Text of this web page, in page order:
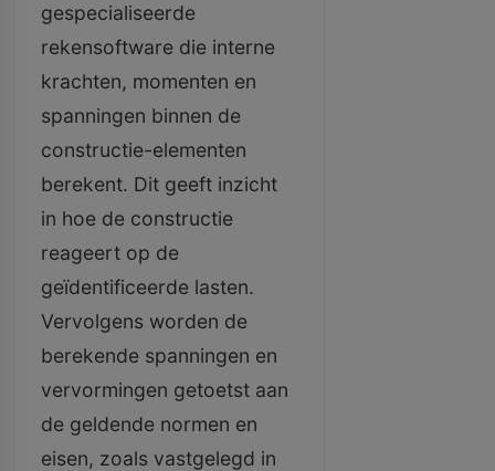
gespecialiseerde
rekensoftware die interne
krachten, momenten en
spanningen binnen de
constructie-elementen
berekent. Dit geeft inzicht
in hoe de constructie
reageert op de
geïdentificeerde lasten.
Vervolgens worden de
berekende spanningen en
vervormingen getoetst aan
de geldende normen en
eisen, zoals vastgelegd in